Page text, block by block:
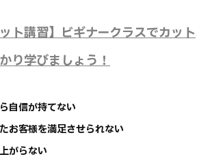
ト講習】ビギナークラスでカット
り学びましょう！
自信が持てない
お客様を満足させられない
がらない